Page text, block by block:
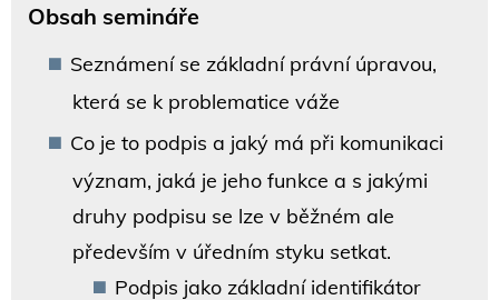
Obsah semináře
Seznámení se základní právní úpravou,
která se k problematice váže
Co je to podpis a jaký má při komunikaci
význam, jaká je jeho funkce a s jakými
druhy podpisu se lze v běžném ale
především v úředním styku setkat.
Podpis jako základní identifikátor